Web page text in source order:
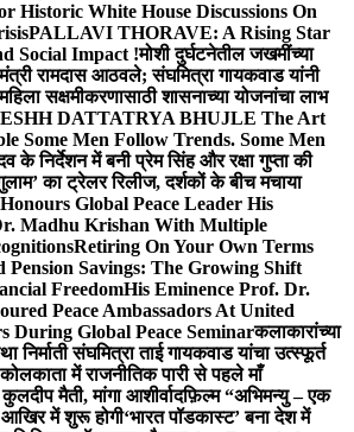
Historic White House Discussions On
PALLAVI THORAVE: A Rising Star
Social Impact !मोशी दुर्घटनेतील जखमींच्या
रामदास आठवले; संघमित्रा गायकवाड यांनी
सक्षमीकरणासाठी शासनाच्या योजनांचा लाभ
DATTATRYA BHUJLE The Art
Some Men Follow Trends. Some Men
के निर्देशन में बनी प्रेम सिंह और रक्षा गुप्ता की
का ट्रेलर रिलीज, दर्शकों के बीच मचाया
Global Peace Leader His
Madhu Krishan With Multiple
Retiring On Your Own Terms
Savings: The Growing Shift
FreedomHis Eminence Prof. Dr.
Peace Ambassadors At United
During Global Peace Seminarकलाकारांच्या
निर्माती संघमित्रा ताई गायकवाड यांचा उत्स्फूर्त
में राजनीतिक पारी से पहले माँ
मैती, मांगा आशीर्वादफ़िल्म “अभिमन्यु – एक
में शुरू होगी‘भारत पॉडकास्ट’ बना देश में